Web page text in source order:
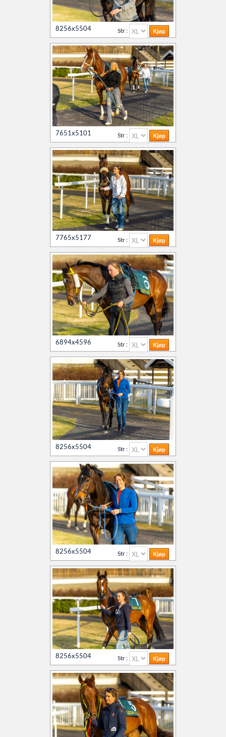
8256x5504 Str :
7651x5101 Str :
7765x5177 Str :
6894x4596 Str :
8256x5504 Str :
8256x5504 Str :
8256x5504 Str :